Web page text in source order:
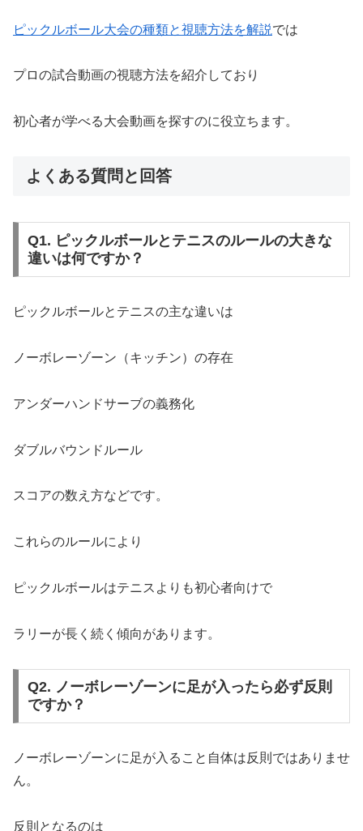
ピックルボール大会の種類と視聴方法を解説では
プロの試合動画の視聴方法を紹介しており
初心者が学べる大会動画を探すのに役立ちます。
よくある質問と回答
Q1. ピックルボールとテニスのルールの大きな
違いは何ですか？
ピックルボールとテニスの主な違いは
ノーボレーゾーン（キッチン）の存在
アンダーハンドサーブの義務化
ダブルバウンドルール
スコアの数え方などです。
これらのルールにより
ピックルボールはテニスよりも初心者向けで
ラリーが長く続く傾向があります。
Q2. ノーボレーゾーンに足が入ったら必ず反則
ですか？
ノーボレーゾーンに足が入ること自体は反則ではありませ
ん。
反則となるのは